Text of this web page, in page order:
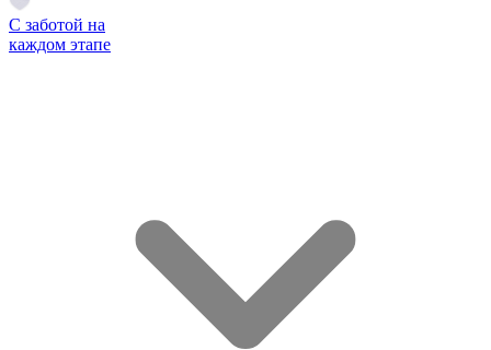
С заботой на
каждом этапе